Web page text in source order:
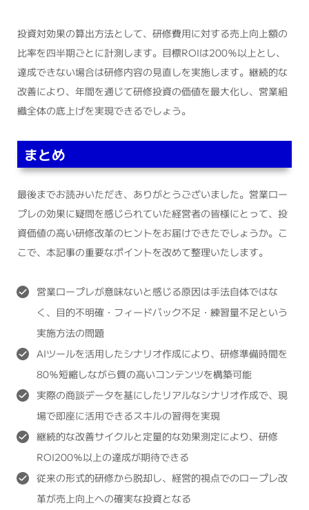
投資対効果の算出方法として、研修費用に対する売上向上額の
比率を四半期ごとに計測します。目標ROIは200％以上とし、
達成できない場合は研修内容の見直しを実施します。継続的な
改善により、年間を通じて研修投資の価値を最大化し、営業組
織全体の底上げを実現できるでしょう。
まとめ
最後までお読みいただき、ありがとうございました。営業ロー
プレの効果に疑問を感じられていた経営者の皆様にとって、投
資価値の高い研修改革のヒントをお届けできたでしょうか。こ
こで、本記事の重要なポイントを改めて整理いたします。
営業ロープレが意味ないと感じる原因は手法自体ではな
く、目的不明確・フィードバック不足・練習量不足という
実施方法の問題
AIツールを活用したシナリオ作成により、研修準備時間を
80％短縮しながら質の高いコンテンツを構築可能
実際の商談データを基にしたリアルなシナリオ作成で、現
場で即座に活用できるスキルの習得を実現
継続的な改善サイクルと定量的な効果測定により、研修
ROI200％以上の達成が期待できる
従来の形式的研修から脱却し、経営的視点でのロープレ改
革が売上向上への確実な投資となる